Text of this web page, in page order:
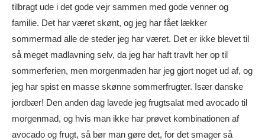
tilbragt ude i det gode vejr sammen med gode venner og
familie. Det har været skønt, og jeg har fået lækker
sommermad alle de steder jeg har været. Det er ikke blevet til
så meget madlavning selv, da jeg har haft travlt her op til
sommerferien, men morgenmaden har jeg gjort noget ud af, og
jeg har spist en masse skønne sommerfrugter. Især danske
jordbær! Den anden dag lavede jeg frugtsalat med avocado til
morgenmad, og hvis man ikke har prøvet kombinationen af
avocado og frugt, så bør man gøre det, for det smager så